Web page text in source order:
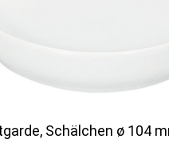
Schälchen ø 104